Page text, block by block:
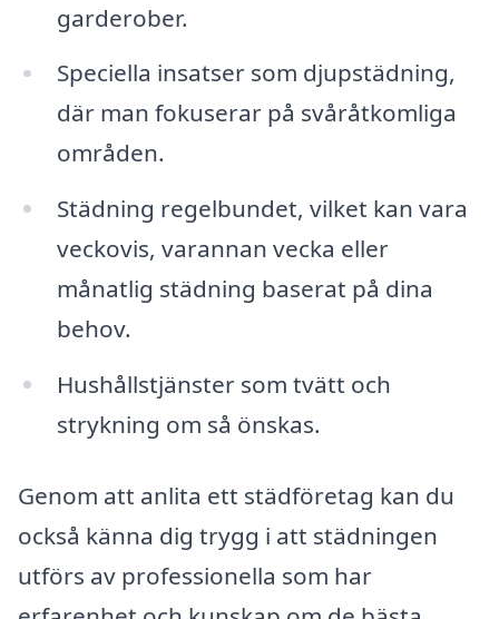
garderober.
Speciella insatser som djupstädning,
där man fokuserar på svåråtkomliga
områden.
Städning regelbundet, vilket kan vara
veckovis, varannan vecka eller
månatlig städning baserat på dina
behov.
Hushållstjänster som tvätt och
strykning om så önskas.
Genom att anlita ett städföretag kan du
också känna dig trygg i att städningen
utförs av professionella som har